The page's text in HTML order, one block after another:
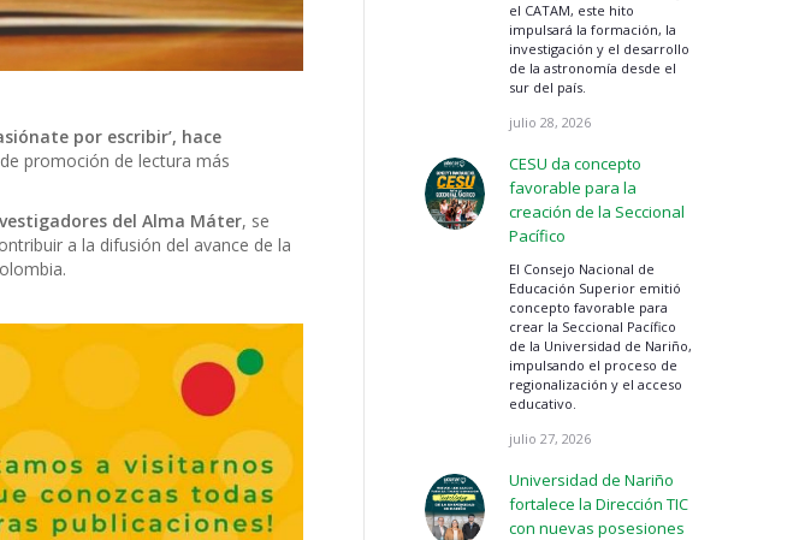
por escribir’, hace
promoción de lectura más
del Alma Máter, se
a la difusión del avance de la
el CATAM, este hito
impulsará la formación, la
investigación y el desarrollo
de la astronomía desde el
sur del país.
julio 28, 2026
CESU da concepto
favorable para la
creación de la Seccional
Pacífico
El Consejo Nacional de
Educación Superior emitió
concepto favorable para
crear la Seccional Pacífico
de la Universidad de Nariño,
impulsando el proceso de
regionalización y el acceso
educativo.
julio 27, 2026
Universidad de Nariño
fortalece la Dirección TIC
con nuevas posesiones